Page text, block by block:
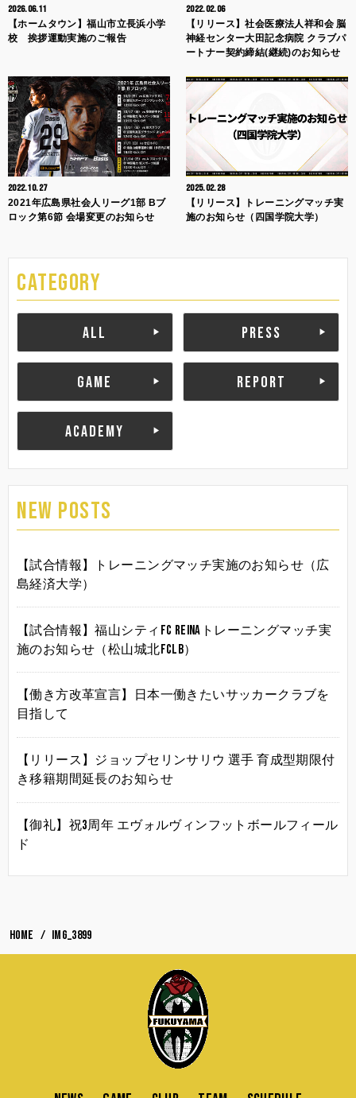
2026.06.11
【ホームタウン】福山市立長浜小学
校 挨拶運動実施のご報告
2022.02.06
【リリース】社会医療法人祥和会 脳
神経センター大田記念病院 クラブパ
ートナー契約締結(継続)のお知らせ
2022.10.27
2021年広島県社会人リーグ1部 Bブ
ロック第6節 会場変更のお知らせ
2025.02.28
【リリース】トレーニングマッチ実
施のお知らせ（四国学院大学）
CATEGORY
ALL PRESS
GAME REPORT
ACADEMY
NEW POSTS
【試合情報】トレーニングマッチ実施のお知らせ（広
島経済大学）
【試合情報】福山シティFC Reinaトレーニングマッチ実
施のお知らせ（松山城北FCLB）
【働き方改革宣言】日本一働きたいサッカークラブを
目指して
【リリース】ジョップセリンサリウ 選手 育成型期限付
き移籍期間延長のお知らせ
【御礼】祝3周年 エヴォルヴィンフットボールフィール
ド
HOME IMG_3899